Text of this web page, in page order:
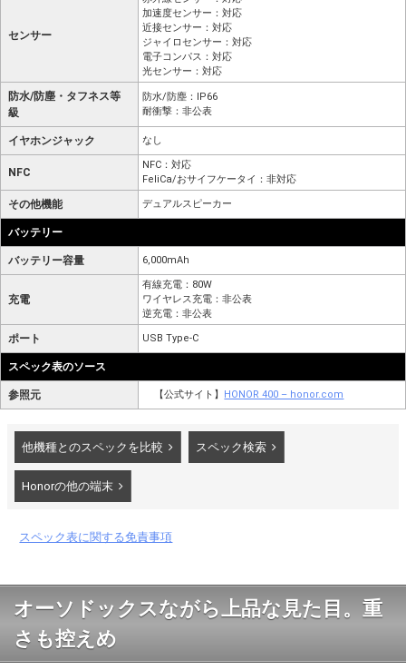
センサー
加速度センサー：対応
近接センサー：対応
ジャイロセンサー：対応
電子コンパス：対応
光センサー：対応
防水/防塵・タフネス等
級
防水/防塵：IP66
耐衝撃：非公表
イヤホンジャック なし
NFC
NFC：対応
FeliCa/おサイフケータイ：非対応
その他機能 デュアルスピーカー
バッテリー
バッテリー容量 6,000mAh
充電
有線充電：80W
ワイヤレス充電：非公表
逆充電：非公表
ポート USB Type-C
スペック表のソース
参照元 【公式サイト】 HONOR 400 – honor.com
他機種とのスペックを比較 スペック検索
Honorの他の端末
スペック表に関する免責事項
オーソドックスながら上品な見た目。重
さも控えめ